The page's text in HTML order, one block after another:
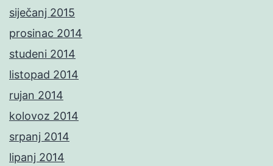
siječanj 2015
prosinac 2014
studeni 2014
listopad 2014
rujan 2014
kolovoz 2014
srpanj 2014
lipanj 2014